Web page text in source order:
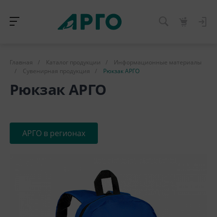
Главная / Каталог продукции /
Информационные материалы
/
Сувенирная продукция / Рюкзак АРГО
Рюкзак АРГО
АРГО в регионах